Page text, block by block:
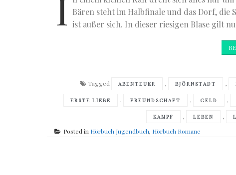
I Bären steht im Halbfinale und das Dorf, die
ist außer sich. In dieser riesigen Blase gilt
Tagged ABENTEUER , BJÖRNSTADT ,
ERSTE LIEBE , FREUNDSCHAFT , GELD ,
KAMPF , LEBEN ,
Posted in Hörbuch Jugendbuch, Hörbuch Romane